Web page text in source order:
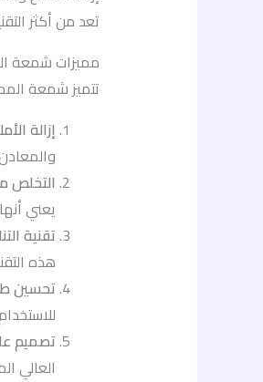
تعد من أكثر
مميزات شمعة
تتميز شمعة
إزالة
التخلص
يعني
تقنية
هذه
تحسين
تصميم
العالي